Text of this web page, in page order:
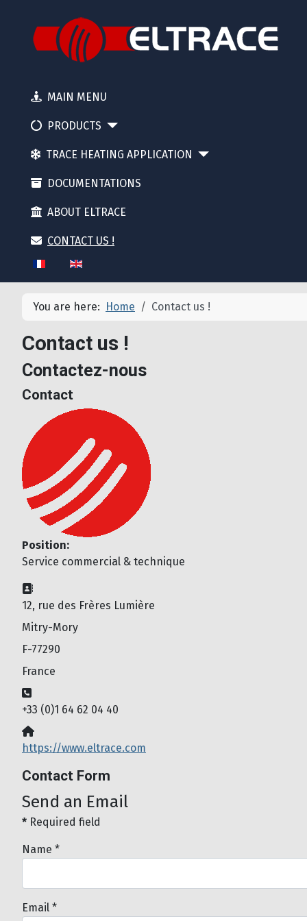
MAIN MENU
PRODUCTS
TRACE HEATING APPLICATION
DOCUMENTATIONS
ABOUT ELTRACE
CONTACT US !
Select your language
You are here: Home Contact us !
Contact us !
Contactez-nous
Contact
Position:
Service commercial & technique
Address:
12, rue des Frères Lumière
Mitry-Mory
F-77290
France
Phone:
+33 (0)1 64 62 04 40
Website:
https://www.eltrace.com
Contact Form
Send an Email
* Required field
Name *
Email *